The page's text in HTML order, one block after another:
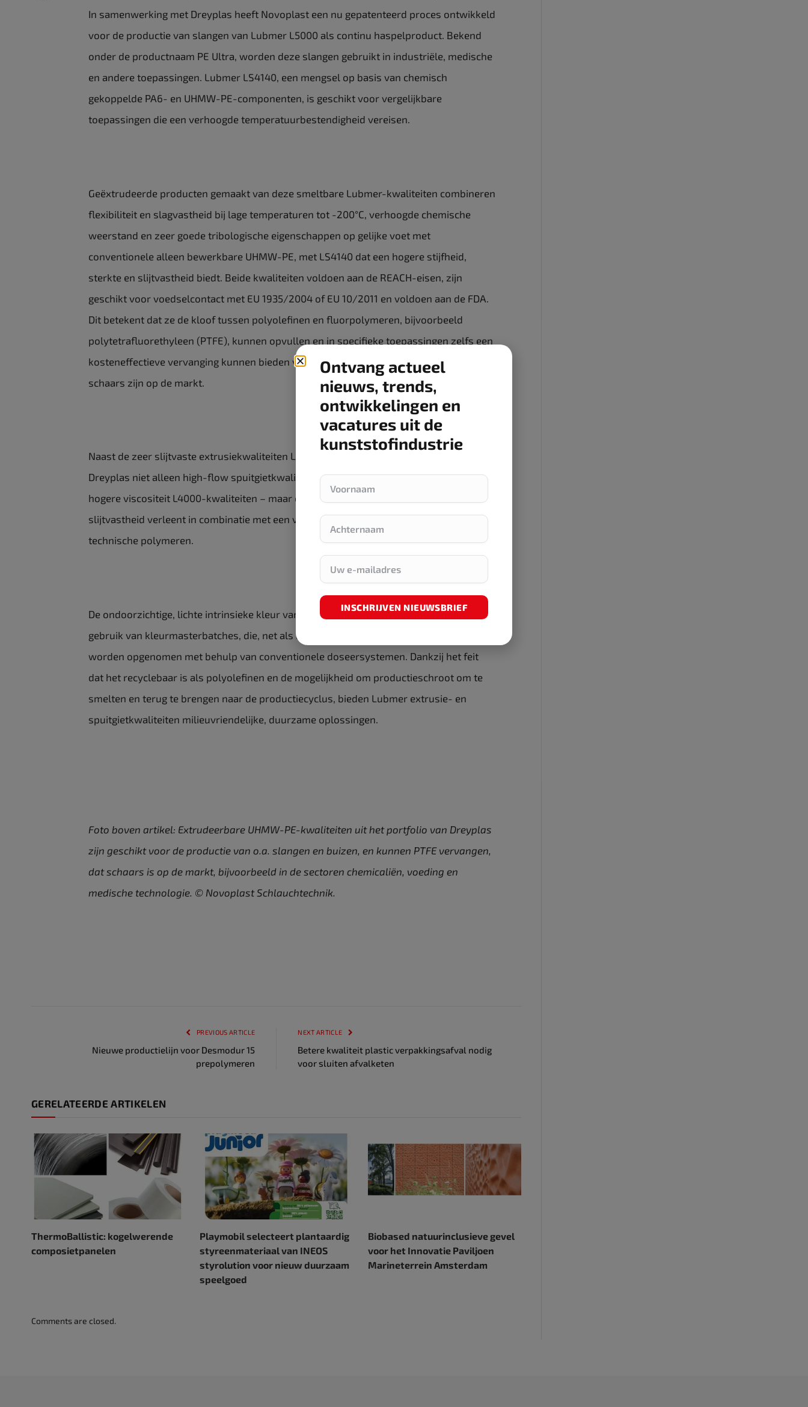
In samenwerking met Dreyplas heeft Novoplast een nu gepatenteerd proces ontwikkeld
voor de productie van slangen van Lubmer L5000 als continu haspelproduct. Bekend
onder de productnaam PE Ultra, worden deze slangen gebruikt in industriële, medische
en andere toepassingen. Lubmer LS4140, een mengsel op basis van chemisch
gekoppelde PA6- en UHMW-PE-componenten, is geschikt voor vergelijkbare
toepassingen die een verhoogde temperatuurbestendigheid vereisen.
Geëxtrudeerde producten gemaakt van deze smeltbare Lubmer-kwaliteiten combineren
flexibiliteit en slagvastheid bij lage temperaturen tot -200°C, verhoogde chemische
weerstand en zeer goede tribologische eigenschappen op gelijke voet met
conventionele alleen bewerkbare UHMW-PE, met LS4140 dat een hogere stijfheid,
sterkte en slijtvastheid biedt. Beide kwaliteiten voldoen aan de REACH-eisen, zijn
geschikt voor voedselcontact met EU 1935/2004 of EU 10/2011 en voldoen aan de FDA.
Dit betekent dat ze de kloof tussen polyolefinen en fluorpolymeren, bijvoorbeeld
polytetrafluorethyleen (PTFE), kunnen opvullen en in specifieke toepassingen zelfs een
kosteneffectieve vervanging kunnen bieden voor fluorpolymeren, die momenteel
schaars zijn op de markt.
Naast de zeer slijtvaste extrusiekwaliteiten Lubmer L5000 en LS4140, distribueert
Dreyplas niet alleen high-flow spuitgietkwaliteiten – waaronder de L3000 en iets
hogere viscositeit L4000-kwaliteiten – maar ook het additief LY1040, dat een nog hogere
slijtvastheid verleent in combinatie met een verminderde wrijvingscoëfficiënt aan veel
technische polymeren.
De ondoorzichtige, lichte intrinsieke kleur van alle kwaliteiten vergemakkelijkt het
gebruik van kleurmasterbatches, die, net als andere functionele additieven, kunnen
worden opgenomen met behulp van conventionele doseersystemen. Dankzij het feit
dat het recyclebaar is als polyolefinen en de mogelijkheid om productieschroot om te
smelten en terug te brengen naar de productiecyclus, bieden Lubmer extrusie- en
spuitgietkwaliteiten milieuvriendelijke, duurzame oplossingen.
Foto boven artikel: Extrudeerbare UHMW-PE-kwaliteiten uit het portfolio van Dreyplas
zijn geschikt voor de productie van o.a. slangen en buizen, en kunnen PTFE vervangen,
dat schaars is op de markt, bijvoorbeeld in de sectoren chemicaliën, voeding en
medische technologie. © Novoplast Schlauchtechnik.
PREVIOUS ARTICLE
Nieuwe productielijn voor Desmodur 15
prepolymeren
NEXT ARTICLE
Betere kwaliteit plastic verpakkingsafval nodig
voor sluiten afvalketen
GERELATEERDE ARTIKELEN
ThermoBallistic: kogelwerende
composietpanelen
Playmobil selecteert plantaardig
styreenmateriaal van INEOS
styrolution voor nieuw duurzaam
speelgoed
Biobased natuurinclusieve gevel
voor het Innovatie Paviljoen
Marineterrein Amsterdam
Comments are closed.
Ontvang actueel
nieuws, trends,
ontwikkelingen en
vacatures uit de
kunststofindustrie
INSCHRIJVEN NIEUWSBRIEF